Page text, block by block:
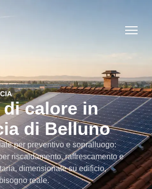
di calore in
di Belluno
per preventivo e sopralluogo:
riscaldamento, raffrescamento e
dimensionate su edificio,
reale.